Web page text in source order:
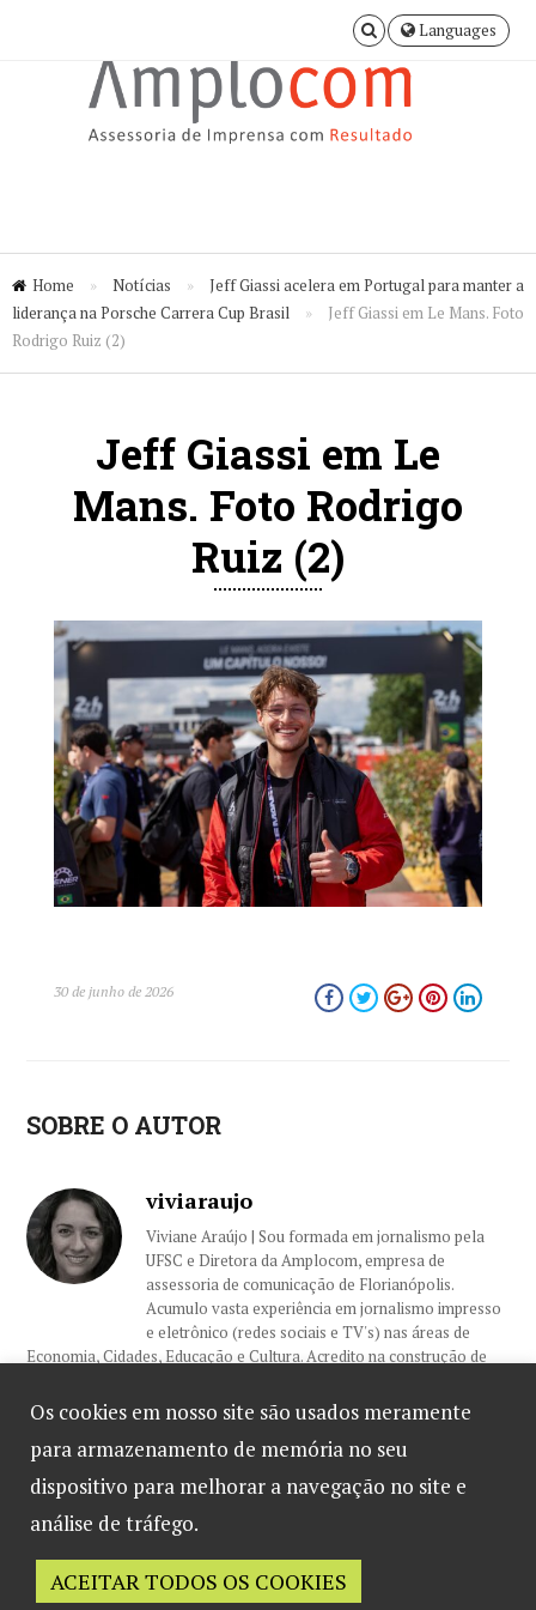
Languages
Home » Notícias »
Jeff Giassi acelera em Portugal para manter a
liderança na Porsche Carrera Cup Brasil
»
Jeff Giassi em Le Mans. Foto
Rodrigo Ruiz (2)
Jeff Giassi em Le
Mans. Foto Rodrigo
Ruiz (2)
30 de junho de 2026
SOBRE O AUTOR
viviaraujo
Viviane Araújo | Sou formada em jornalismo pela
UFSC e Diretora da Amplocom, empresa de
assessoria de comunicação de Florianópolis.
Acumulo vasta experiência em jornalismo impresso
e eletrônico (redes sociais e TV's) nas áreas de
Economia, Cidades, Educação e Cultura. Acredito na construção de
embasados na ética e profissionalismo.
Jeff Giassi acelera
em Portugal para
Desenvolvido porB2 Marketing
Os cookies em nosso site são usados meramente
para armazenamento de memória no seu
dispositivo para melhorar a navegação no site e
análise de tráfego.
ACEITAR TODOS OS COOKIES
close